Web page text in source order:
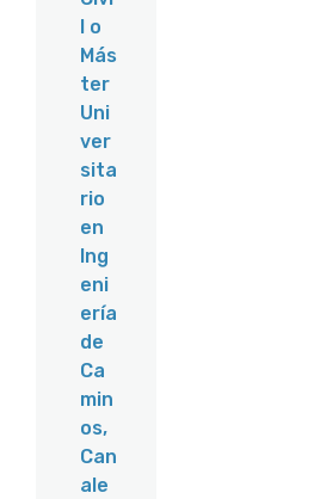
l o
Más
ter
Uni
ver
sita
rio
en
Ing
eni
ería
de
Ca
min
os,
Can
ale